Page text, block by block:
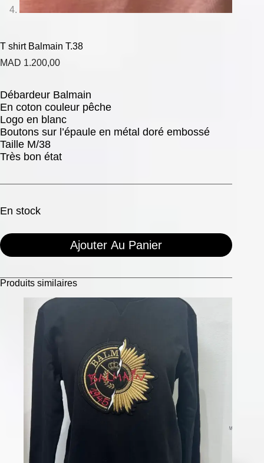
T shirt Balmain T.38
MAD 1.200,00
Débardeur Balmain
En coton couleur pêche
Logo en blanc
Boutons sur l’épaule en métal doré embossé
Taille M/38
Très bon état
En stock
Ajouter Au Panier
Produits similaires